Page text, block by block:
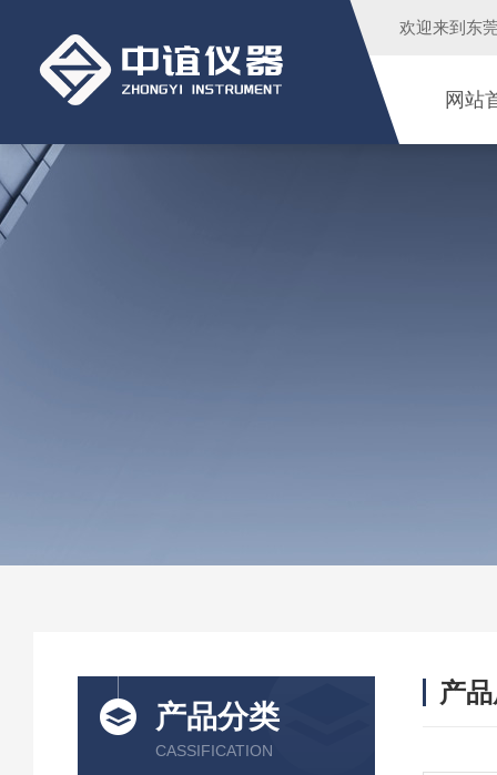
欢迎来到 东
网站
产品分类
CASSIFICATION
产